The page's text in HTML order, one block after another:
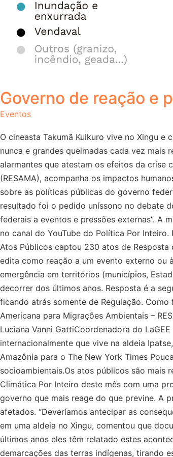
Governo de reação e
Eventos
O cineasta Takumã Kuikuro vive no Xingu
nunca e grandes queimadas cada vez mais
alarmantes que atestam os efeitos da crise
(RESAMA), acompanha os impactos
sobre as políticas públicas do governo
resultado foi o pedido uníssono no debate
federais a eventos e pressões externas”. A
no canal do YouTube do Política Por Inteiro.
Atos Públicos captou 230 atos de
edita como reação a um evento externo ou
emergência em territórios (municípios,
decorrer dos últimos anos. Resposta é a
ficando atrás somente de Regulação.
Americana para Migrações Ambientais –
Luciana Vanni GattiCoordenadora do
internacionalmente que vive na aldeia
Amazônia para o The New York Times
socioambientais.Os atos públicos são mais
Climática Por Inteiro deste mês com uma
governo que mais reage do que previne. A
afetados. “Deveríamos antecipar as
em uma aldeia no Xingu, comentou que
últimos anos eles têm relatado estes
demarcações das terras indígenas, tirando